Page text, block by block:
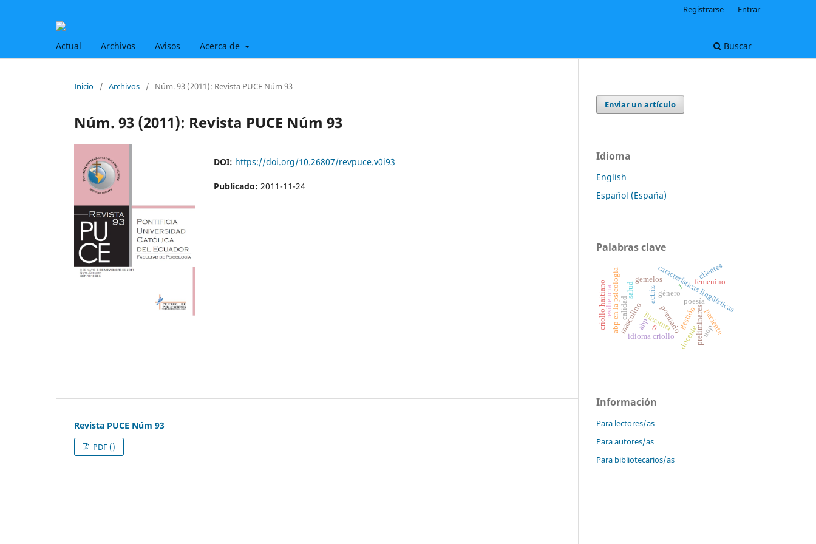
Actual Archivos Avisos Acerca de Buscar
Registrarse Entrar
Inicio / Archivos / Núm. 93 (2011): Revista PUCE Núm 93
Núm. 93 (2011): Revista PUCE Núm 93
DOI: https://doi.org/10.26807/revpuce.v0i93
Publicado: 2011-11-24
Revista PUCE Núm 93
PDF ()
Enviar un artículo
Idioma
English
Español (España)
Palabras clave
preliminares
poesía
literatura
poemario
características lingüísticas
género
actriz
masculino
femenino
0
calidad
salud
paciente
gestión
abp
abp en la psicología gemelos
resiliencia 1
docenteunp
clientes
idioma criollo
criollo haitiano
Información
Para lectores/as
Para autores/as
Para bibliotecarios/as